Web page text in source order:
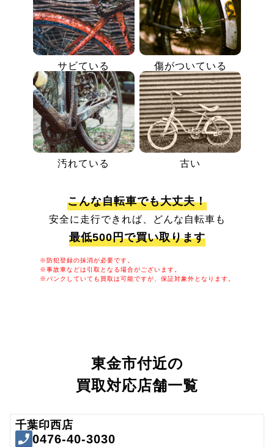
サビている 傷がついている
汚れている 古い
こんな自転車でも大丈夫！
安全に走行できれば、どんな自転車も
最低500円で買い取ります
※防犯登録の抹消が必要です。
※事故車などは引取となる場合がございます。
※パンクしていても買取は可能ですが、保証対象外となります。
東金市付近の
買取対応店舗一覧
千葉印西店
0476-40-3030